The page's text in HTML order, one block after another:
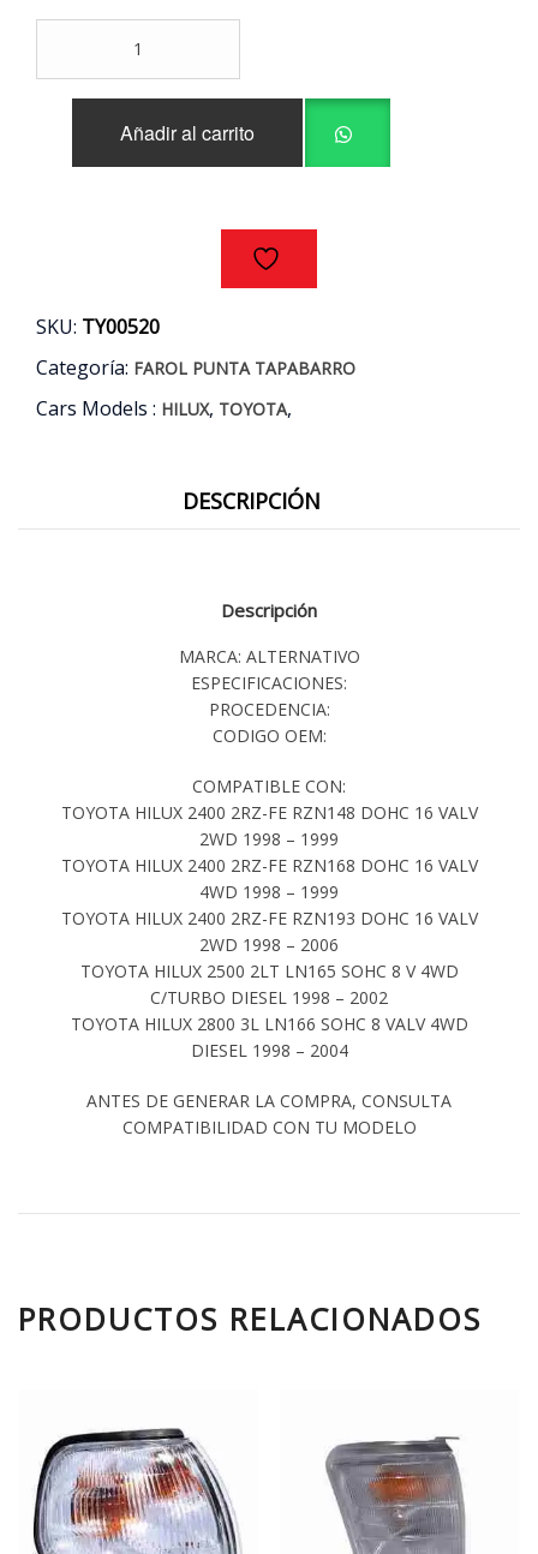
IZQUIERDO
TOYOTA
Añadir al carrito
SKU: TY00520
Categoría: FAROL PUNTA TAPABARRO
Cars Models : HILUX, TOYOTA,
DESCRIPCIÓN
Descripción
MARCA: ALTERNATIVO
ESPECIFICACIONES:
PROCEDENCIA:
CODIGO OEM:
COMPATIBLE CON:
TOYOTA HILUX 2400 2RZ-FE RZN148 DOHC 16 VALV
2WD 1998 – 1999
TOYOTA HILUX 2400 2RZ-FE RZN168 DOHC 16 VALV
4WD 1998 – 1999
TOYOTA HILUX 2400 2RZ-FE RZN193 DOHC 16 VALV
2WD 1998 – 2006
TOYOTA HILUX 2500 2LT LN165 SOHC 8 V 4WD
C/TURBO DIESEL 1998 – 2002
TOYOTA HILUX 2800 3L LN166 SOHC 8 VALV 4WD
DIESEL 1998 – 2004
ANTES DE GENERAR LA COMPRA, CONSULTA
COMPATIBILIDAD CON TU MODELO
PRODUCTOS RELACIONADOS